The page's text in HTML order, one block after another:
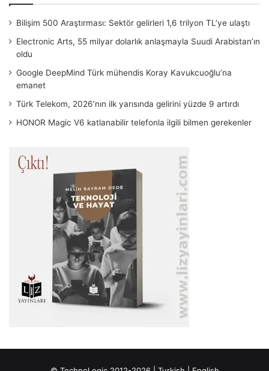
Bilişim 500 Araştırması: Sektör gelirleri 1,6 trilyon TL’ye ulaştı
Electronic Arts, 55 milyar dolarlık anlaşmayla Suudi Arabistan’ın
oldu
Google DeepMind Türk mühendis Koray Kavukcuoğlu’na
emanet
Türk Telekom, 2026’nın ilk yarısında gelirini yüzde 9 artırdı
HONOR Magic V6 katlanabilir telefonla ilgili bilmen gerekenler